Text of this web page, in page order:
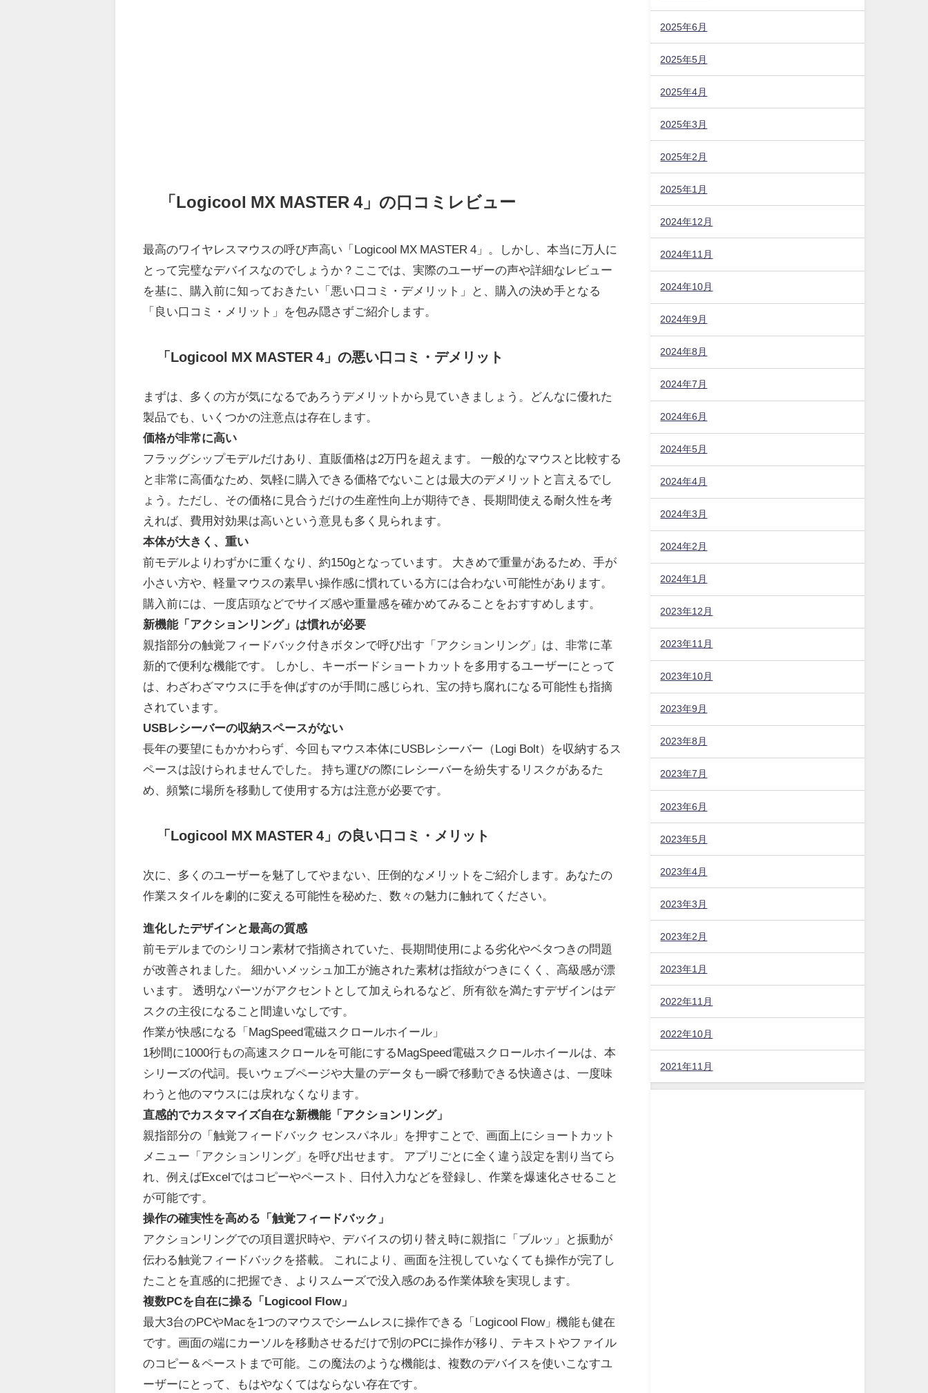
「Logicool MX MASTER 4」の口コミレビュー
最高のワイヤレスマウスの呼び声高い「Logicool MX MASTER 4」。しかし、本当に万人に
とって完璧なデバイスなのでしょうか？ここでは、実際のユーザーの声や詳細なレビュー
を基に、購入前に知っておきたい「悪い口コミ・デメリット」と、購入の決め手となる
「良い口コミ・メリット」を包み隠さずご紹介します。
「Logicool MX MASTER 4」の悪い口コミ・デメリット
まずは、多くの方が気になるであろうデメリットから見ていきましょう。どんなに優れた
製品でも、いくつかの注意点は存在します。
価格が非常に高い
フラッグシップモデルだけあり、直販価格は2万円を超えます。 一般的なマウスと比較する
と非常に高価なため、気軽に購入できる価格でないことは最大のデメリットと言えるでし
ょう。ただし、その価格に見合うだけの生産性向上が期待でき、長期間使える耐久性を考
えれば、費用対効果は高いという意見も多く見られます。
本体が大きく、重い
前モデルよりわずかに重くなり、約150gとなっています。 大きめで重量があるため、手が
小さい方や、軽量マウスの素早い操作感に慣れている方には合わない可能性があります。
購入前には、一度店頭などでサイズ感や重量感を確かめてみることをおすすめします。
新機能「アクションリング」は慣れが必要
親指部分の触覚フィードバック付きボタンで呼び出す「アクションリング」は、非常に革
新的で便利な機能です。 しかし、キーボードショートカットを多用するユーザーにとって
は、わざわざマウスに手を伸ばすのが手間に感じられ、宝の持ち腐れになる可能性も指摘
されています。
USBレシーバーの収納スペースがない
長年の要望にもかかわらず、今回もマウス本体にUSBレシーバー（Logi Bolt）を収納するス
ペースは設けられませんでした。 持ち運びの際にレシーバーを紛失するリスクがあるた
め、頻繁に場所を移動して使用する方は注意が必要です。
「Logicool MX MASTER 4」の良い口コミ・メリット
次に、多くのユーザーを魅了してやまない、圧倒的なメリットをご紹介します。あなたの
作業スタイルを劇的に変える可能性を秘めた、数々の魅力に触れてください。
進化したデザインと最高の質感
前モデルまでのシリコン素材で指摘されていた、長期間使用による劣化やベタつきの問題
が改善されました。 細かいメッシュ加工が施された素材は指紋がつきにくく、高級感が漂
います。 透明なパーツがアクセントとして加えられるなど、所有欲を満たすデザインはデ
スクの主役になること間違いなしです。
作業が快感になる「MagSpeed電磁スクロールホイール」
1秒間に1000行もの高速スクロールを可能にするMagSpeed電磁スクロールホイールは、本
シリーズの代詞。長いウェブページや大量のデータも一瞬で移動できる快適さは、一度味
わうと他のマウスには戻れなくなります。
直感的でカスタマイズ自在な新機能「アクションリング」
親指部分の「触覚フィードバック センスパネル」を押すことで、画面上にショートカット
メニュー「アクションリング」を呼び出せます。 アプリごとに全く違う設定を割り当てら
れ、例えばExcelではコピーやペースト、日付入力などを登録し、作業を爆速化させること
が可能です。
操作の確実性を高める「触覚フィードバック」
アクションリングでの項目選択時や、デバイスの切り替え時に親指に「ブルッ」と振動が
伝わる触覚フィードバックを搭載。 これにより、画面を注視していなくても操作が完了し
たことを直感的に把握でき、よりスムーズで没入感のある作業体験を実現します。
複数PCを自在に操る「Logicool Flow」
最大3台のPCやMacを1つのマウスでシームレスに操作できる「Logicool Flow」機能も健在
です。画面の端にカーソルを移動させるだけで別のPCに操作が移り、テキストやファイル
のコピー＆ペーストまで可能。この魔法のような機能は、複数のデバイスを使いこなすユ
ーザーにとって、もはやなくてはならない存在です。
2025年6月
2025年5月
2025年4月
2025年3月
2025年2月
2025年1月
2024年12月
2024年11月
2024年10月
2024年9月
2024年8月
2024年7月
2024年6月
2024年5月
2024年4月
2024年3月
2024年2月
2024年1月
2023年12月
2023年11月
2023年10月
2023年9月
2023年8月
2023年7月
2023年6月
2023年5月
2023年4月
2023年3月
2023年2月
2023年1月
2022年11月
2022年10月
2021年11月